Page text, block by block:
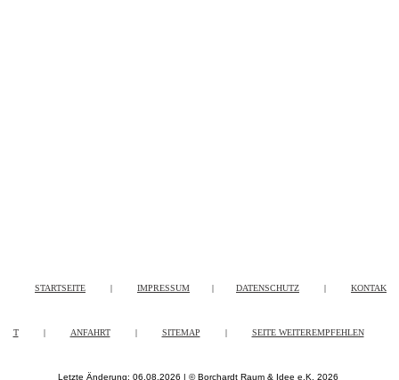
STARTSEITE | IMPRESSUM | DATENSCHUTZ | KONTAK
T | ANFAHRT | SITEMAP | SEITE WEITEREMPFEHLEN
Letzte Änderung: 06.08.2026 | © Borchardt Raum & Idee e.K. 2026